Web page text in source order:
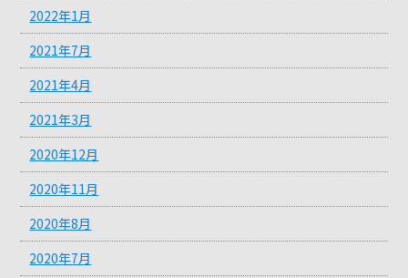
2022年1月
2021年7月
2021年4月
2021年3月
2020年12月
2020年11月
2020年8月
2020年7月